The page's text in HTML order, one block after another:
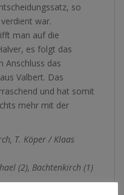
so
war.
man auf die
es folgt das
Anschluss das
Valbert. Das
und hat somit
mehr mit der
T. Köper / Klaas
(2), Bachtenkirch (1)